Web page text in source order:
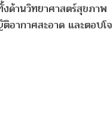
ด้านวิทยาศาสตร์สุขภาพ
อากาศสะอาด และตอบโ